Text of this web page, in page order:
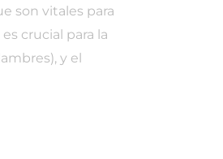
son vitales para
crucial para la
y el